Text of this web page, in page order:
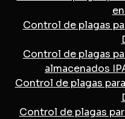
Control de plagas
Control de plagas
almacenados
Control de plagas
Control de plagas